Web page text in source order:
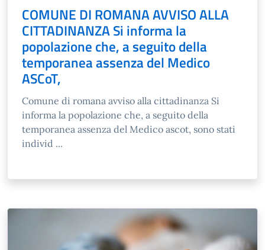
COMUNE DI ROMANA AVVISO ALLA
CITTADINANZA Si informa la
popolazione che, a seguito della
temporanea assenza del Medico
ASCoT,
Comune di romana avviso alla cittadinanza Si
informa la popolazione che, a seguito della
temporanea assenza del Medico ascot, sono stati
individ ...